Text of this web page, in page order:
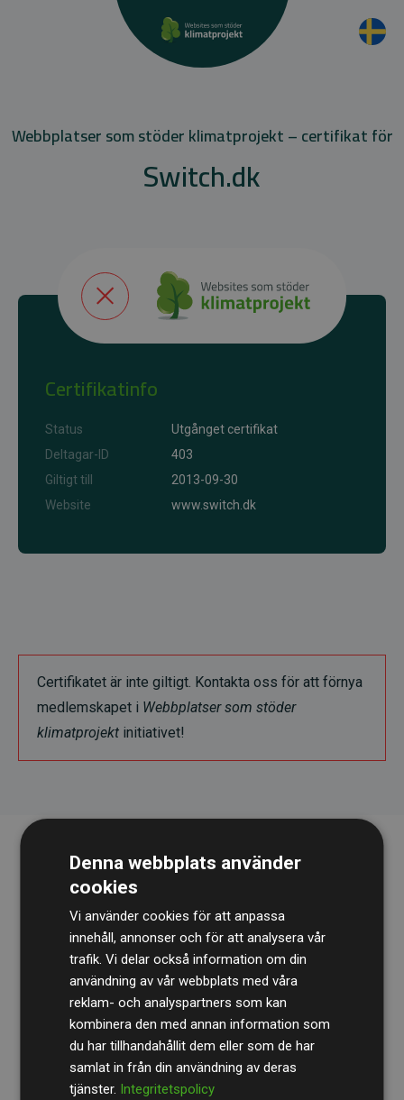
Webbplatser som stöder klimatprojekt – certifikat för
Switch.dk
Certifikatinfo
Status
Utgånget certifikat
Deltagar-ID
403
Giltigt till
2013-09-30
Website
www.switch.dk
Certifikatet är inte giltigt. Kontakta oss för att förnya
medlemskapet i Webbplatser som stöder
klimatprojekt initiativet!
RevisionsbyrånBDOgranskar kontinuerligt våra
beräkningar och vår metod för att säkerställa
transparens och tillförlitlighet.
Deras granskning visar att våra investeringar i
klimatprojekt i genomsnitt kompenserar för
Denna webbplats använder
cookies
Vi använder cookies för att anpassa
innehåll, annonser och för att analysera vår
trafik. Vi delar också information om din
användning av vår webbplats med våra
reklam- och analyspartners som kan
kombinera den med annan information som
du har tillhandahållit dem eller som de har
samlat in från din användning av deras
tjänster. Integritetspolicy